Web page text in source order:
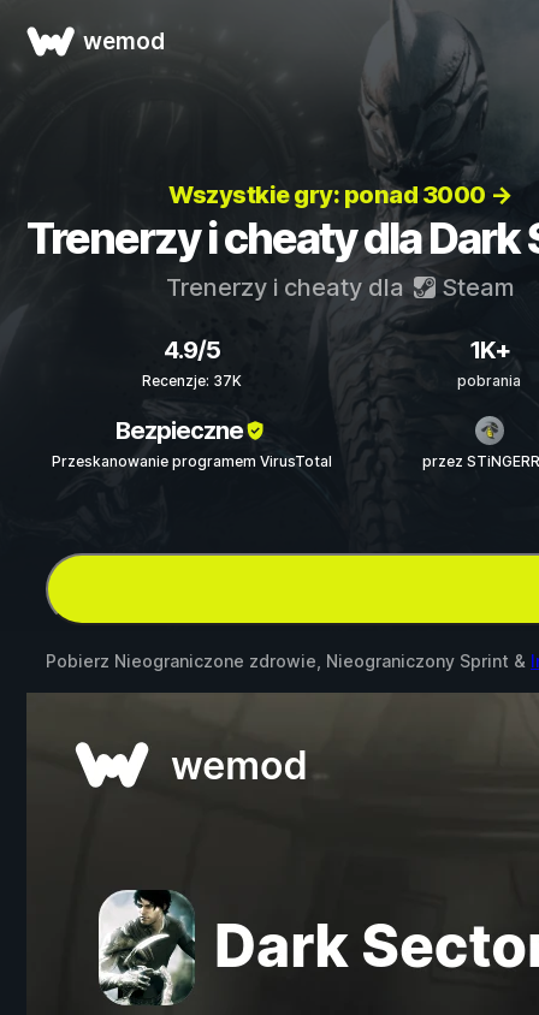
wemod
Wszystkie gry: ponad 3000 →
Trenerzy i cheaty dla Dark
Trenerzy i cheaty dla Steam
4.9/5
Recenzje: 37K
1K+
pobrania
Bezpieczne
Przeskanowanie programem VirusTotal przez
Pobierz Nieograniczone zdrowie, Nieograniczony Sprint &